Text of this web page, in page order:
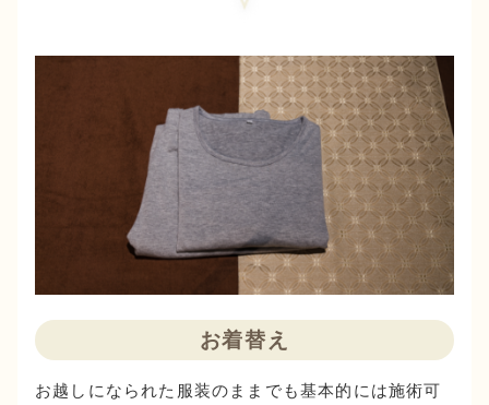
お着替え
お越しになられた服装のままでも基本的には施術可